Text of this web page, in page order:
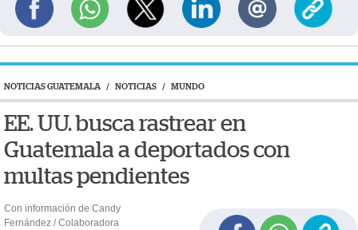
NOTICIAS GUATEMALA / NOTICIAS / MUNDO
EE. UU. busca rastrear en
Guatemala a deportados con
multas pendientes
Con información de Candy
Fernández / Colaboradora